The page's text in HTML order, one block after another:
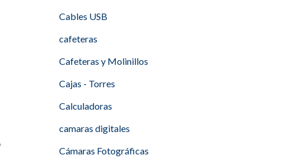
Cables USB
cafeteras
Cafeteras y Molinillos
Cajas - Torres
Calculadoras
camaras digitales
Cámaras Fotográficas